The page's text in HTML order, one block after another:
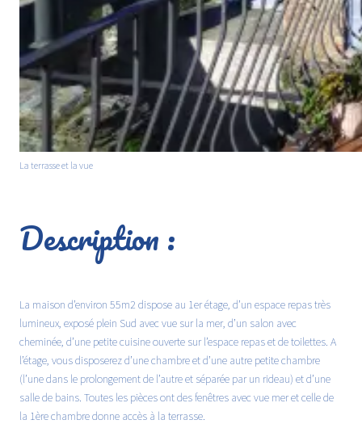
La terrasse et la vue
Description :
La maison d’environ 55m2 dispose au 1er étage, d’un espace repas très
lumineux, exposé plein Sud avec vue sur la mer, d’un salon avec
cheminée, d’une petite cuisine ouverte sur l’espace repas et de toilettes. A
l’étage, vous disposerez d’une chambre et d’une autre petite chambre
(l’une dans le prolongement de l’autre et séparée par un rideau) et d’une
salle de bains. Toutes les pièces ont des fenêtres avec vue mer et celle de
la 1ère chambre donne accès à la terrasse.